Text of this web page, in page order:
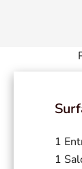
1
1